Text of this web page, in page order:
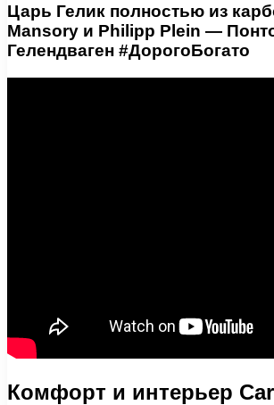
Царь Гелик полностью из
Mansory и Philipp Plein —
Гелендваген #ДорогоБогато
Комфорт и интерьер